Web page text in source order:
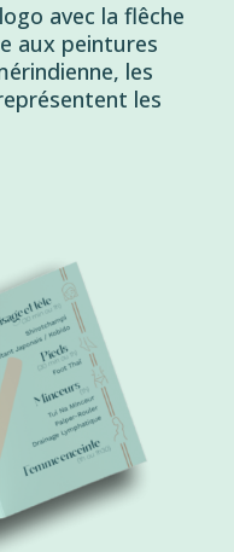
avec la flêche
aux peintures
les
les